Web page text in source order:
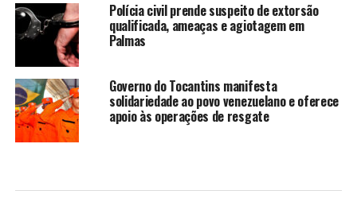
Polícia civil prende suspeito de extorsão
qualificada, ameaças e agiotagem em
Palmas
Governo do Tocantins manifesta
solidariedade ao povo venezuelano e oferece
apoio às operações de resgate